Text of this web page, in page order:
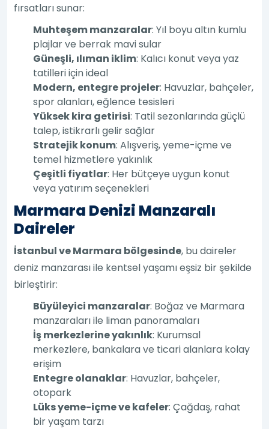
fırsatları sunar:
Muhteşem manzaralar: Yıl boyu altın kumlu
plajlar ve berrak mavi sular
Güneşli, ılıman iklim: Kalıcı konut veya yaz
tatilleri için ideal
Modern, entegre projeler: Havuzlar, bahçeler,
spor alanları, eğlence tesisleri
Yüksek kira getirisi: Tatil sezonlarında güçlü
talep, istikrarlı gelir sağlar
Stratejik konum: Alışveriş, yeme-içme ve
temel hizmetlere yakınlık
Çeşitli fiyatlar: Her bütçeye uygun konut
veya yatırım seçenekleri
Marmara Denizi Manzaralı
Daireler
İstanbul ve Marmara bölgesinde, bu daireler
deniz manzarası ile kentsel yaşamı eşsiz bir şekilde
birleştirir:
Büyüleyici manzaralar: Boğaz ve Marmara
manzaraları ile liman panoramaları
İş merkezlerine yakınlık: Kurumsal
merkezlere, bankalara ve ticari alanlara kolay
erişim
Entegre olanaklar: Havuzlar, bahçeler,
otopark
Lüks yeme-içme ve kafeler: Çağdaş, rahat
bir yaşam tarzı